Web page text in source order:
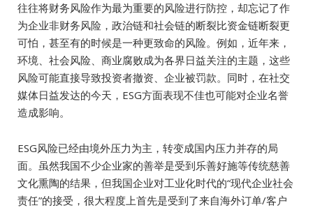
往往将财务风险作为最为重要的风险进行防控，却忘记了作
为企业非财务风险，政治链和社会链的断裂比资金链断裂更
可怕，甚至有的时候是一种更致命的风险。例如，近年来，
环境、社会风险、商业腐败成为各界日益关注的主题，这些
风险可能直接导致投资者撤资、企业被罚款。同时，在社交
媒体日益发达的今天，ESG方面表现不佳也可能对企业名誉
造成影响。
ESG风险已经由境外压力为主，转变成国内压力并存的局
面。虽然我国不少企业家的善举是受到乐善好施等传统慈善
文化熏陶的结果，但我国企业对工业化时代的“现代企业社会
责任”的接受，很大程度上首先是受到了来自海外订单/客户